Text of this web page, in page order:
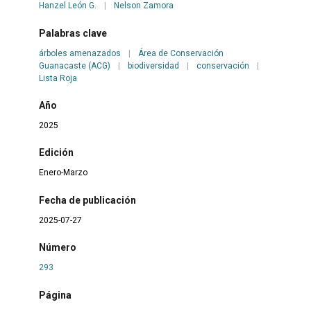
Hanzel León G. Nelson Zamora
Palabras clave
árboles amenazados |
Área de Conservación
Guanacaste (ACG)
| biodiversidad | conservación
|
Lista Roja
Año
2025
Edición
Enero-Marzo
Fecha de publicación
2025-07-27
Número
293
Página